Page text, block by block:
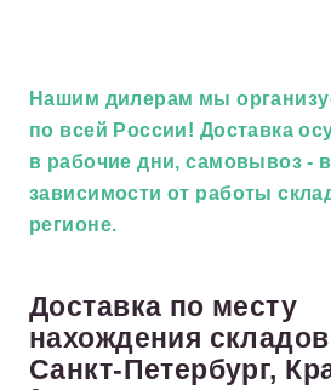
Нашим дилерам мы
по всей России! Доставка
в рабочие дни, самовывоз - в
зависимости от работы
регионе.
Доставка по месту
нахождения
Санкт-Петербург,